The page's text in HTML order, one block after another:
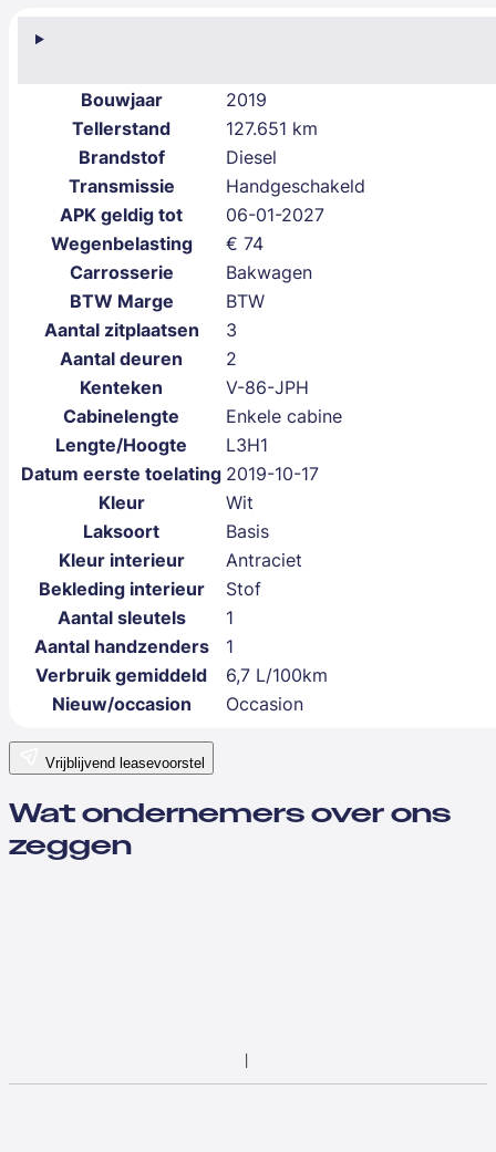
Bouwjaar
2019
Tellerstand
127.651 km
Brandstof
Diesel
Transmissie
Handgeschakeld
APK geldig tot
06-01-2027
Wegenbelasting
€ 74
Carrosserie
Bakwagen
BTW Marge
BTW
Aantal zitplaatsen
3
Aantal deuren
2
Kenteken
V-86-JPH
Cabinelengte
Enkele cabine
Lengte/Hoogte
L3H1
Datum eerste toelating 2019-10-17
Kleur
Wit
Laksoort
Basis
Kleur interieur
Antraciet
Bekleding interieur
Stof
Aantal sleutels
1
Aantal handzenders
1
Verbruik gemiddeld
6,7 L/100km
Nieuw/occasion
Occasion
Vrijblijvend leasevoorstel
Wat ondernemers over ons
zeggen